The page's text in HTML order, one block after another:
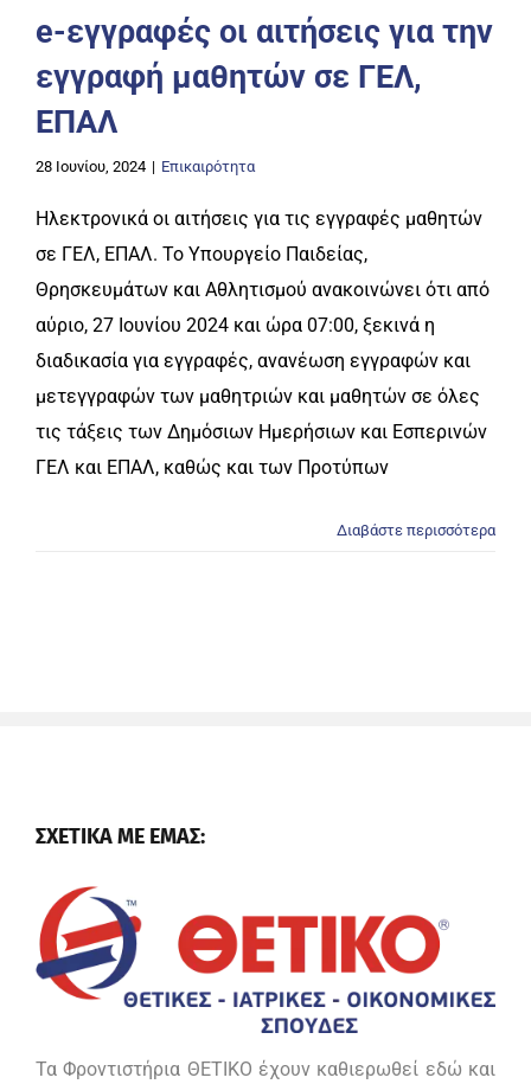
e-εγγραφές οι αιτήσεις για την
εγγραφή μαθητών σε ΓΕΛ,
ΕΠΑΛ
28 Ιουνίου, 2024 | Επικαιρότητα
Ηλεκτρονικά οι αιτήσεις για τις εγγραφές μαθητών
σε ΓΕΛ, ΕΠΑΛ. Το Υπουργείο Παιδείας,
Θρησκευμάτων και Αθλητισμού ανακοινώνει ότι από
αύριο, 27 Ιουνίου 2024 και ώρα 07:00, ξεκινά η
διαδικασία για εγγραφές, ανανέωση εγγραφών και
μετεγγραφών των μαθητριών και μαθητών σε όλες
τις τάξεις των Δημόσιων Ημερήσιων και Εσπερινών
ΓΕΛ και ΕΠΑΛ, καθώς και των Προτύπων
Διαβάστε περισσότερα
ΣΧΕΤΙΚΑ ΜΕ ΕΜΑΣ:
Τα Φροντιστήρια ΘΕΤΙΚΟ έχουν καθιερωθεί εδώ και